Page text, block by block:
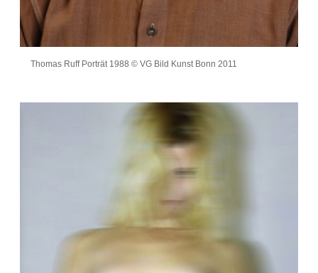
Thomas Ruff Porträt 1988 © VG Bild Kunst Bonn 2011